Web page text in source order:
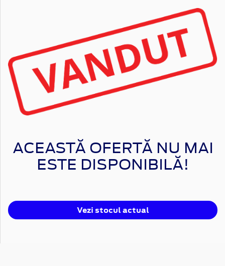
ACEASTĂ OFERTĂ NU MAI
ESTE DISPONIBILĂ!
Vezi stocul actual